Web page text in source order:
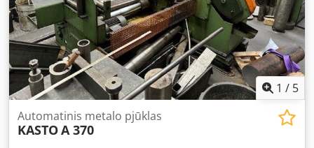
1 / 5
Automatinis metalo pjūklas
KASTOA 370